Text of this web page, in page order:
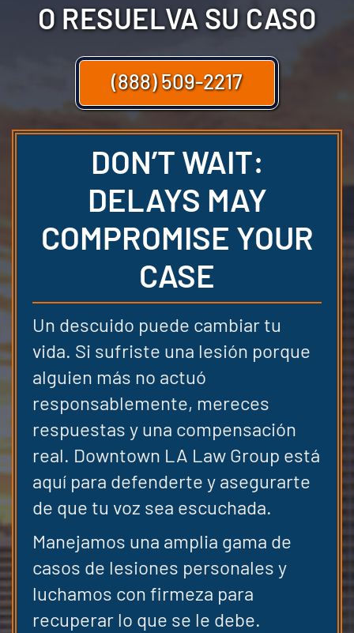
O RESUELVA SU CASO
(888) 509-2217
DON’T WAIT:
DELAYS MAY
COMPROMISE YOUR
CASE
Un descuido puede cambiar tu
vida. Si sufriste una lesión porque
alguien más no actuó
responsablemente, mereces
respuestas y una compensación
real. Downtown LA Law Group está
aquí para defenderte y asegurarte
de que tu voz sea escuchada.
Manejamos una amplia gama de
casos de lesiones personales y
luchamos con firmeza para
recuperar lo que se le debe.